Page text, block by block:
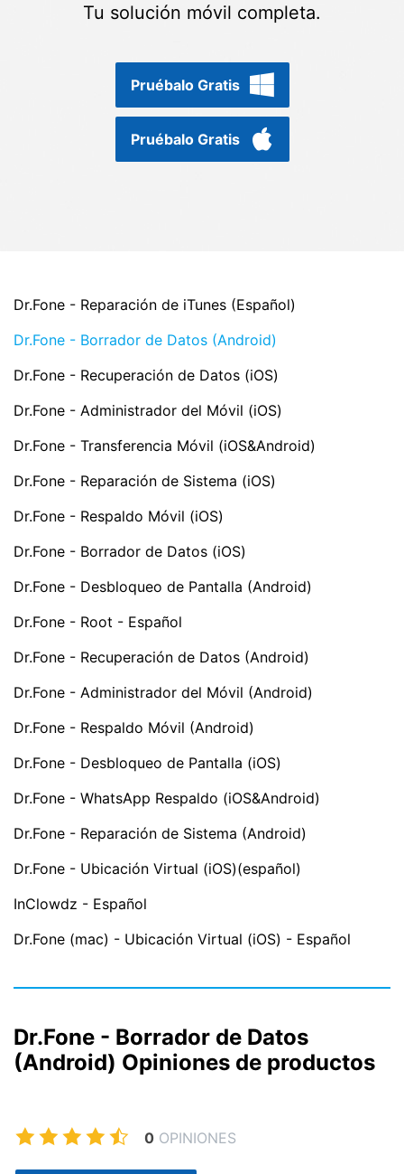
Gestor de Datos
Protección del Móvil
Encuentra Más Soluciones
Tu solución móvil completa.
Pruébalo Gratis
Pruébalo Gratis
Dr.Fone - Reparación de iTunes (Español)
Dr.Fone - Borrador de Datos (Android)
Dr.Fone - Recuperación de Datos (iOS)
Dr.Fone - Administrador del Móvil (iOS)
Dr.Fone - Transferencia Móvil (iOS&Android)
Dr.Fone - Reparación de Sistema (iOS)
Dr.Fone - Respaldo Móvil (iOS)
Dr.Fone - Borrador de Datos (iOS)
Dr.Fone - Desbloqueo de Pantalla (Android)
Dr.Fone - Root - Español
Dr.Fone - Recuperación de Datos (Android)
Dr.Fone - Administrador del Móvil (Android)
Dr.Fone - Respaldo Móvil (Android)
Dr.Fone - Desbloqueo de Pantalla (iOS)
Dr.Fone - WhatsApp Respaldo (iOS&Android)
Dr.Fone - Reparación de Sistema (Android)
Dr.Fone - Ubicación Virtual (iOS)(español)
InClowdz - Español
Dr.Fone (mac) - Ubicación Virtual (iOS) - Español
Dr.Fone - Borrador de Datos
(Android) Opiniones de productos
0 OPINIONES